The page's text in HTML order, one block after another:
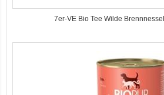
7er-VE Bio Tee Wilde